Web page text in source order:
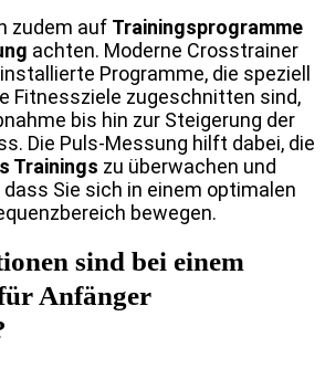
zudem auf Trainingsprogramme
achten. Moderne Crosstrainer
Programme, die speziell
Fitnessziele zugeschnitten sind,
bis hin zur Steigerung der
Die Puls-Messung hilft dabei, die
Trainings zu überwachen und
Sie sich in einem optimalen
bewegen.
sind bei einem
Anfänger